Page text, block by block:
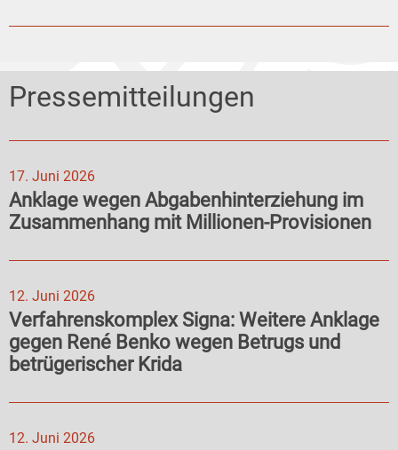
Pressemitteilungen
17. Juni 2026
Anklage wegen Abgabenhinterziehung im
Zusammenhang mit Millionen-Provisionen
12. Juni 2026
Verfahrenskomplex Signa: Weitere Anklage
gegen René Benko wegen Betrugs und
betrügerischer Krida
12. Juni 2026